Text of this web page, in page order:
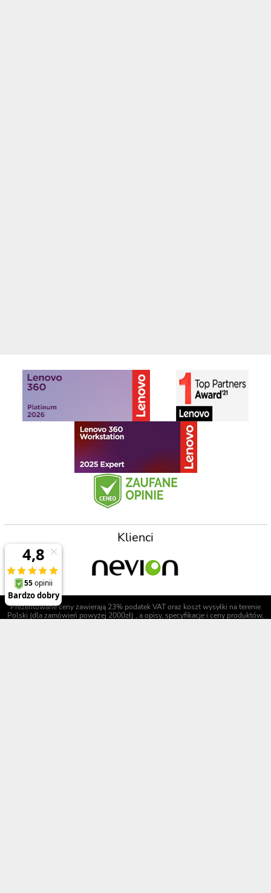
Klienci
Prezentowane ceny zawierają 23% podatek VAT oraz koszt wysyłki na terenie
Polski (dla zamówień powyżej 2000zł) , a opisy, specyfikacje i ceny produktów,